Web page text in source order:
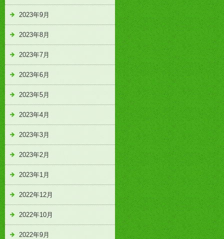
2023年9月
2023年8月
2023年7月
2023年6月
2023年5月
2023年4月
2023年3月
2023年2月
2023年1月
2022年12月
2022年10月
2022年9月